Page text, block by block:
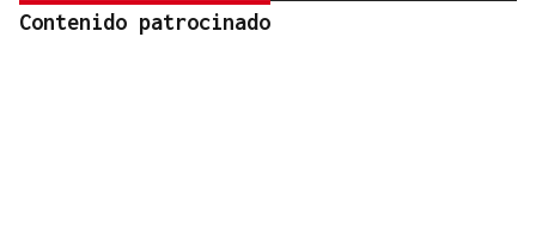
Contenido patrocinado